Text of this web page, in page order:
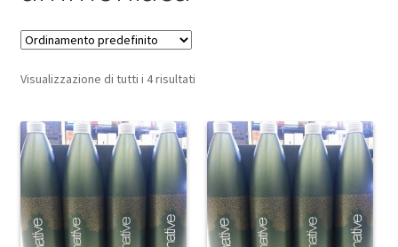
Visualizzazione di tutti i 4 risultati